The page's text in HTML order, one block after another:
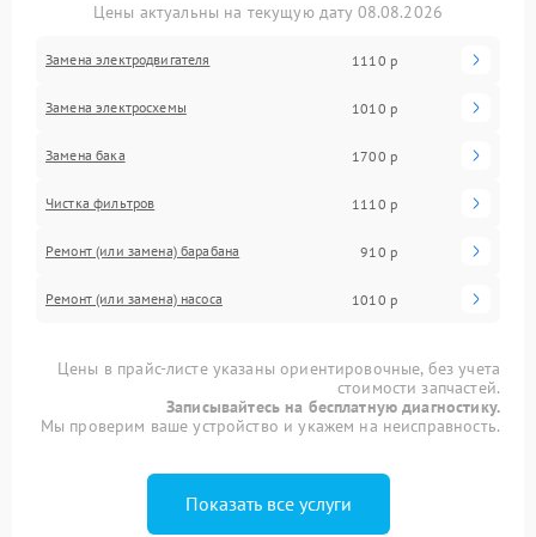
Цены актуальны на текущую дату 08.08.2026
Замена электродвигателя 1110 р
Замена электросхемы 1010 р
Замена бака 1700 р
Чистка фильтров 1110 р
Ремонт (или замена) барабана 910 р
Ремонт (или замена) насоса 1010 р
Цены в прайс-листе указаны ориентировочные, без учета
стоимости запчастей.
Записывайтесь на бесплатную диагностику.
Мы проверим ваше устройство и укажем на неисправность.
Показать все услуги